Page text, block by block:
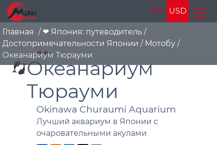
JPY USD
Главная / ❤ Япония: путеводитель /
Достопримечательности Японии / Мотобу /
Океанариум Тюрауми
Океанариум
Тюрауми
Okinawa Churaumi Aquarium
Лучший аквариум в Японии с
очаровательными акулами